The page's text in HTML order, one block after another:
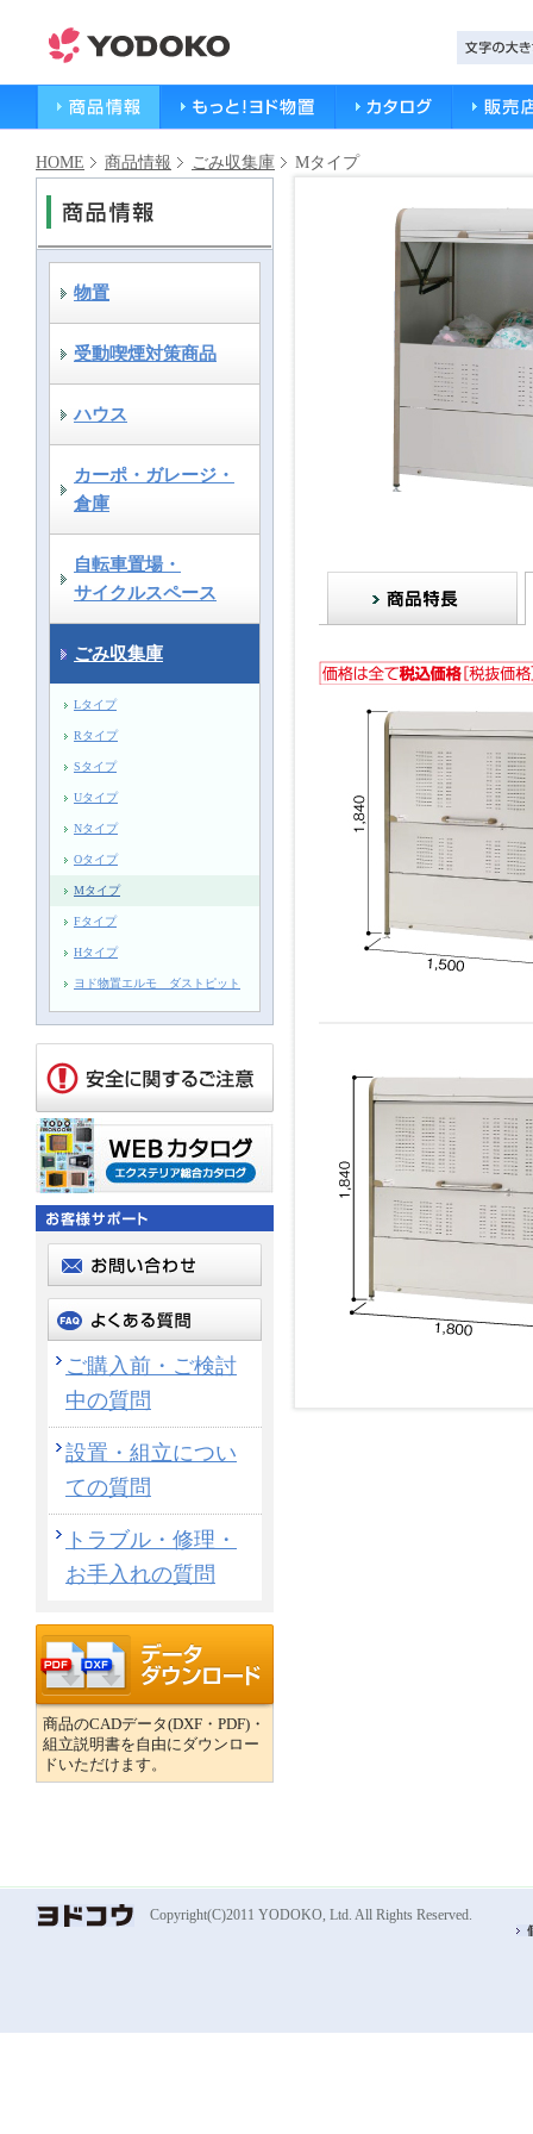
HOME 商品情報 ごみ収集庫 Mタイプ
物置
受動喫煙対策商品
ハウス
カーポ・ガレージ・
倉庫
自転車置場・
サイクルスペース
ごみ収集庫
Lタイプ
Rタイプ
Sタイプ
Uタイプ
Nタイプ
Oタイプ
Mタイプ
Fタイプ
Hタイプ
ヨド物置エルモ ダストピット
ご購入前・ご検討
中の質問
設置・組立につい
ての質問
トラブル・修理・
お手入れの質問
商品のCADデータ(DXF・PDF)・
組立説明書を自由にダウンロー
ドいただけます。
Copyright(C)2011 YODOKO, Ltd. All Rights Reserved.